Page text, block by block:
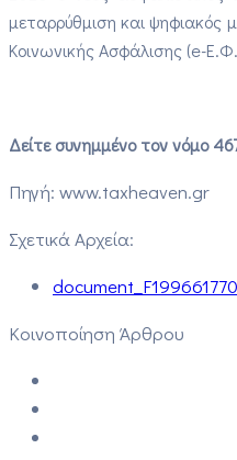
μεταρρύθμιση και ψηφιακός
Κοινωνικής Ασφάλισης (e-
Δείτε συνημμένο τον νόμο
Πηγή: www.taxheaven.gr
Σχετικά Αρχεία:
Κοινοποίηση Άρθρου